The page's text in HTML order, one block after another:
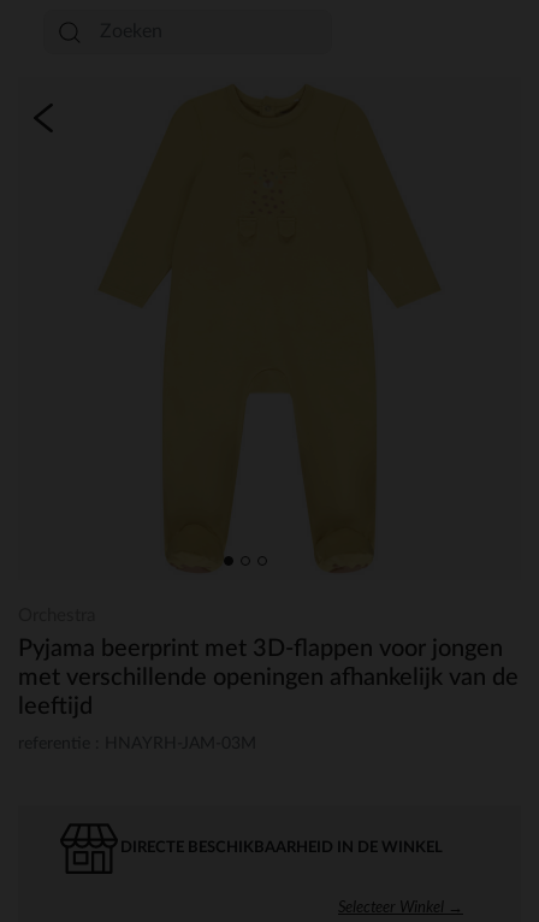
Pyjama beerprint met 3D-flappen voor jongen
met verschillende openingen afhankelijk van de
leeftijd
DIRECTE BESCHIKBAARHEID IN DE WINKEL
Selecteer Winkel →